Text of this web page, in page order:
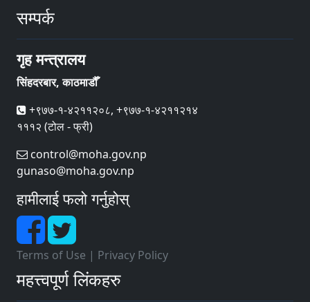
सम्पर्क
गृह मन्त्रालय
सिंहदरबार, काठमाडौँ
+९७७-१-४२११२०८, +९७७-१-४२११२१४
१११२ (टोल - फ्री)
control@moha.gov.np
gunaso@moha.gov.np
हामीलाई फलो गर्नुहोस्
Terms of Use | Privacy Policy
महत्त्वपूर्ण लिंकहरु